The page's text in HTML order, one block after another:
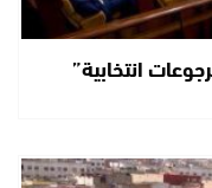
انتخابية”